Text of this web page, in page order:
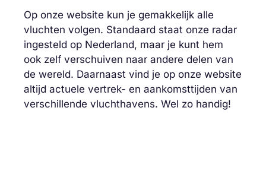
Op onze website kun je gemakkelijk alle
vluchten volgen. Standaard staat onze radar
ingesteld op Nederland, maar je kunt hem
ook zelf verschuiven naar andere delen van
de wereld. Daarnaast vind je op onze website
altijd actuele vertrek- en aankomsttijden van
verschillende vluchthavens. Wel zo handig!